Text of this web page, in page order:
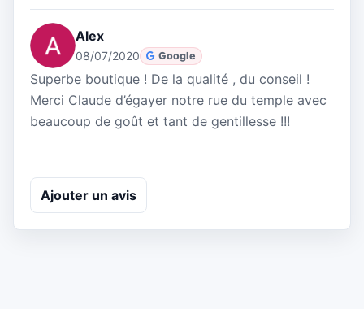
Alex
08/07/2020 Google
Superbe boutique ! De la qualité , du conseil !
Merci Claude d’égayer notre rue du temple avec
beaucoup de goût et tant de gentillesse !!!
Ajouter un avis